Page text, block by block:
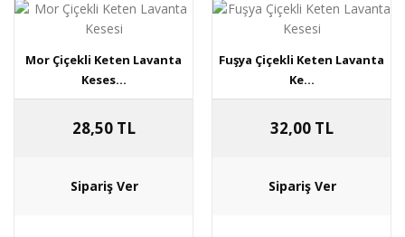
Mor Çiçekli Keten Lavanta
Keses...
28,50 TL
Fuşya Çiçekli Keten Lavanta
Ke...
32,00 TL